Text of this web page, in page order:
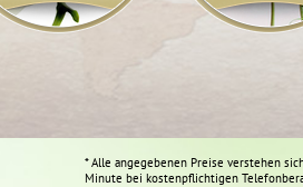
* Alle angegebenen Preise verstehen
Minute bei kostenpflichtigen